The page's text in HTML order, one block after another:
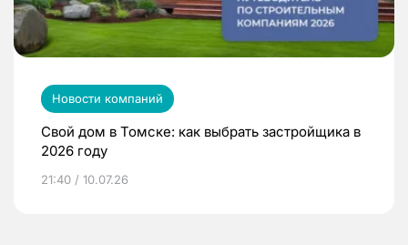
Новости компаний
Свой дом в Томске: как выбрать застройщика в
2026 году
21:40 / 10.07.26